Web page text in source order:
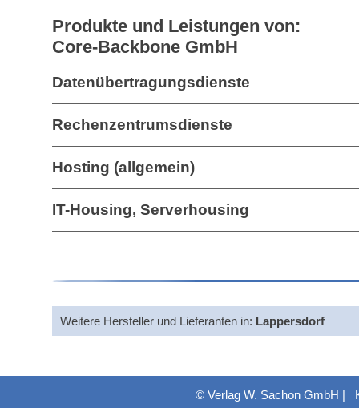
Produkte und Leistungen von:
Core-Backbone GmbH
Datenübertragungsdienste
Rechenzentrumsdienste
Hosting (allgemein)
IT-Housing, Serverhousing
Weitere Hersteller und Lieferanten in: Lappersdorf
© Verlag W. Sachon GmbH |